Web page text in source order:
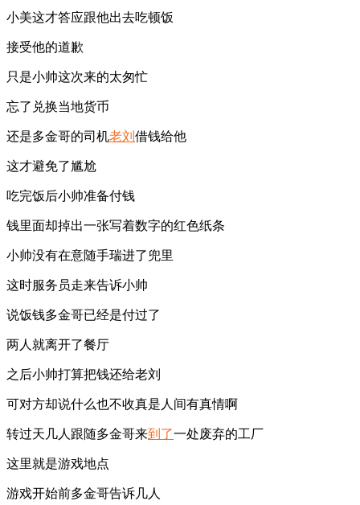
小美这才答应跟他出去吃顿饭
接受他的道歉
只是小帅这次来的太匆忙
忘了兑换当地货币
还是多金哥的司机老刘 借钱给他
这才避免了尴尬
吃完饭后小帅准备付钱
钱里面却掉出一张写着数字的红色纸条
小帅没有在意随手瑞进了兜里
这时服务员走来告诉小帅
说饭钱多金哥已经是付过了
两人就离开了餐厅
之后小帅打算把钱还给老刘
可对方却说什么也不收真是人间有真情啊
转过天几人跟随多金哥来到了一处废弃的工厂
这里就是游戏地点
游戏开始前多金哥告诉几人